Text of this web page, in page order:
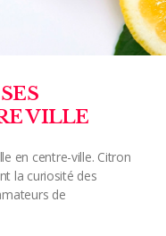
VILLE
en centre-ville. Citron
la curiosité des
de